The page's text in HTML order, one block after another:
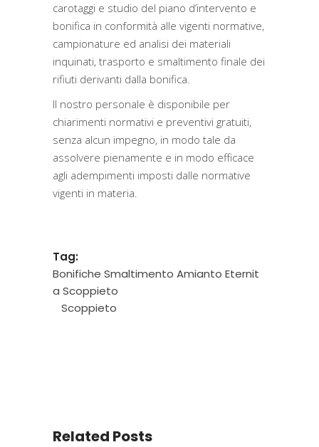
carotaggi e studio del piano d’intervento e
bonifica in conformità alle vigenti normative,
campionature ed analisi dei materiali
inquinati, trasporto e smaltimento finale dei
rifiuti derivanti dalla bonifica.
Il nostro personale è disponibile per
chiarimenti normativi e preventivi gratuiti,
senza alcun impegno, in modo tale da
assolvere pienamente e in modo efficace
agli adempimenti imposti dalle normative
vigenti in materia.
Tag:
Bonifiche Smaltimento Amianto Eternit
a Scoppieto
Scoppieto
Related Posts